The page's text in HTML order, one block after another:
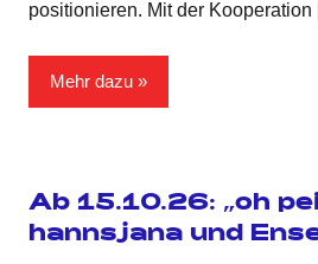
positionieren. Mit der Kooperation
Mehr dazu
Ab 15.10.26: „oh
hannsjana und